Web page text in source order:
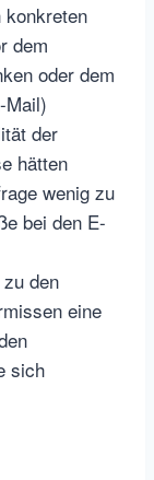
konkreten
dem
oder dem
Mail)
der
hätten
wenig zu
bei den E-
den
eine
sich